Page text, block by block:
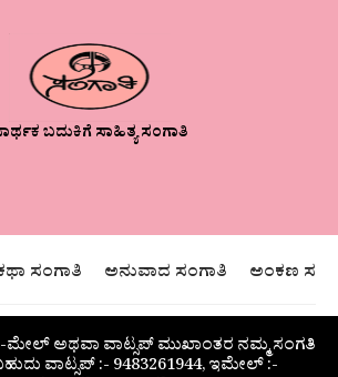
ಬದುಕಿಗೆ ಸಾಹಿತ್ಯ ಸಂಗಾತಿ
ಸಂಗಾತಿ ಅನುವಾದ ಸಂಗಾತಿ ಅಂಕಣ
ಮೇಲ್ ಅಥವಾ ವಾಟ್ಸಪ್ ಮುಖಾಂತರ ನಮ್ಮ ಸಂಗತಿ
ವಾಟ್ಸಪ್‌ :- 9483261944, ಇಮೇಲ್ :-